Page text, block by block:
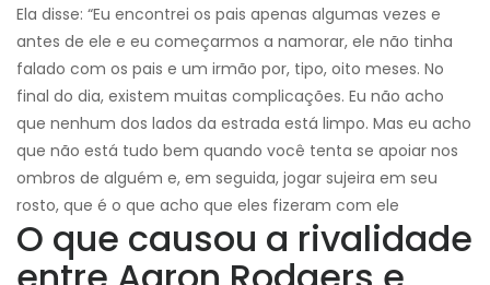
Ela disse: “Eu encontrei os pais apenas algumas vezes e
antes de ele e eu começarmos a namorar, ele não tinha
falado com os pais e um irmão por, tipo, oito meses. No
final do dia, existem muitas complicações. Eu não acho
que nenhum dos lados da estrada está limpo. Mas eu acho
que não está tudo bem quando você tenta se apoiar nos
ombros de alguém e, em seguida, jogar sujeira em seu
rosto, que é o que acho que eles fizeram com ele
O que causou a rivalidade